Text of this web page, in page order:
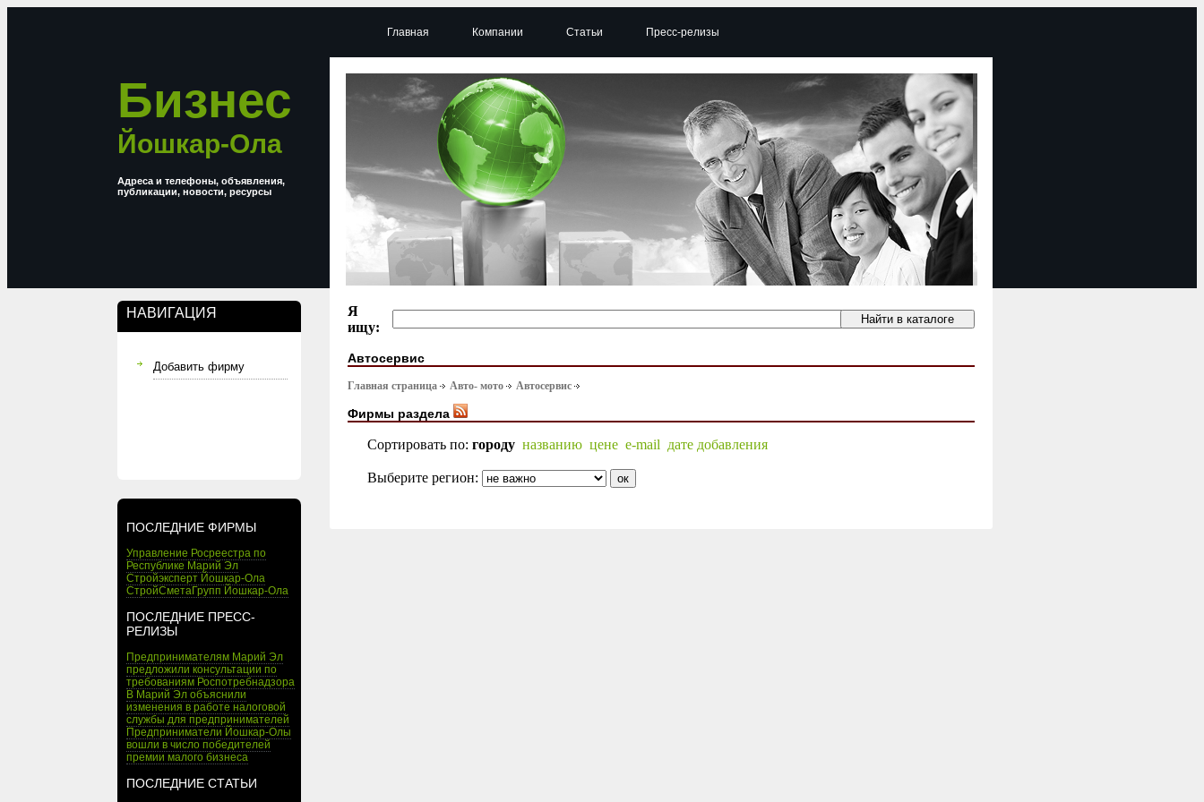
Бизнес
Йошкар-Ола
Адреса и телефоны, объявления,
публикации, новости, ресурсы
НАВИГАЦИЯ
Добавить фирму
ПОСЛЕДНИЕ ФИРМЫ
Управление Росреестра по
Республике Марий Эл
Стройэксперт Йошкар-Ола
СтройСметаГрупп Йошкар-Ола
ПОСЛЕДНИЕ ПРЕСС-
РЕЛИЗЫ
Предпринимателям Марий Эл
предложили консультации по
требованиям Роспотребнадзора
В Марий Эл объяснили
изменения в работе налоговой
службы для предпринимателей
Предприниматели Йошкар-Олы
вошли в число победителей
премии малого бизнеса
ПОСЛЕДНИЕ СТАТЬИ
Главная Компании Статьи Пресс-релизы
Я
ищу:
Автосервис
Главная страница Авто- мото Автосервис
Фирмы раздела
Сортировать по: городу названию цене e-mail дате добавления
Выберите регион: